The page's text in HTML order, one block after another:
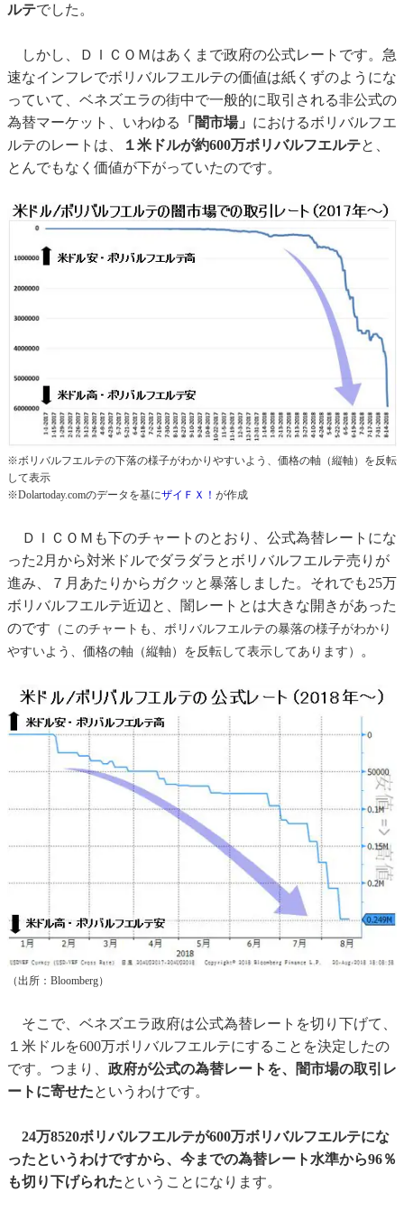
ルテでした。
しかし、ＤＩＣＯＭはあくまで政府の公式レートです。急
速なインフレでボリバルフエルテの価値は紙くずのようにな
っていて、ベネズエラの街中で一般的に取引される非公式の
為替マーケット、いわゆる
「闇市場」 におけるボリバルフエ
ルテのレートは、
１米ドルが約600万ボリバルフエルテと、
とんでもなく価値が下がっていたのです。
※ボリバルフエルテの下落の様子がわかりやすいよう、価格の軸（縦軸）を反転
して表示
※Dolartoday.comのデータを基にザイＦＸ！ が作成
ＤＩＣＯＭも下のチャートのとおり、公式為替レートにな
った2月から対米ドルでダラダラとボリバルフエルテ売りが
進み、７月あたりからガクッと暴落しました。それでも25万
ボリバルフエルテ近辺と、闇レートとは大きな開きがあった
のです （このチャートも、ボリバルフエルテの暴落の様子がわかり
やすいよう、価格の軸（縦軸）を反転して表示してあります）
。
（出所：Bloomberg）
そこで、ベネズエラ政府は公式為替レートを切り下げて、
１米ドルを600万ボリバルフエルテにすることを決定したの
です。つまり、 政府が公式の為替レートを、闇市場の取引レ
ートに寄せたというわけです。
24万8520ボリバルフエルテが600万ボリバルフエルテにな
ったというわけですから、今までの為替レート水準から96％
も切り下げられたということになります。